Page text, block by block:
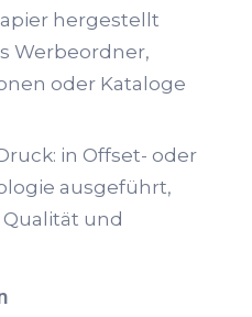
hergestellt
Werbeordner,
oder Kataloge
in Offset- oder
ausgeführt,
und